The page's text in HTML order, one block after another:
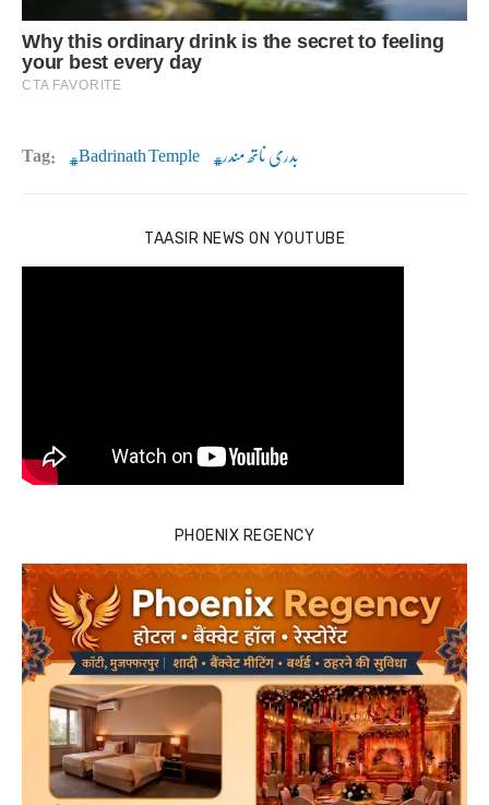
Tag: Badrinath Temple بدری ناتھ مندر
TAASIR NEWS ON YOUTUBE
PHOENIX REGENCY